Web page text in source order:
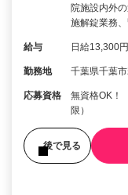
院施設内外
施解錠業務
給与 日給13,300
勤務地 千葉県千葉
応募資格
無資格OK！
限）
後で見る